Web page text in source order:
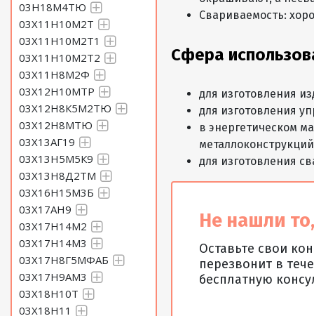
03Н18М4ТЮ
03Х11Н10М2Т
03Х11Н10М2Т1
03Х11Н10М2Т2
03Х11Н8М2Ф
03Х12Н10МТР
03Х12Н8К5М2ТЮ
03Х12Н8МТЮ
03Х13АГ19
03Х13Н5М5К9
03Х13Н8Д2ТМ
03Х16Н15М3Б
03Х17АН9
03Х17Н14М2
03Х17Н14М3
03Х17Н8Г5МФАБ
03Х17Н9АМ3
03Х18Н10Т
03Х18Н11
Свариваемость:
Сфера
для изготовления
для изготовления
в энергетическом
для изготовления
Не нашли
Оставьте свои
перезвонит в
бесплатную